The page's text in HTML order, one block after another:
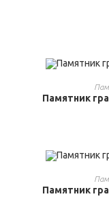
Памятник
Памятник